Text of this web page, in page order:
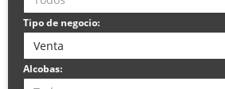
Tipo de negocio:
Venta
Alcobas: